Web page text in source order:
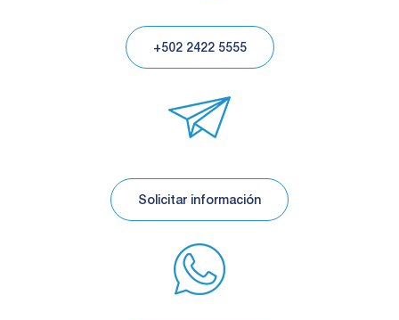
+502 2422 5555
Solicitar información